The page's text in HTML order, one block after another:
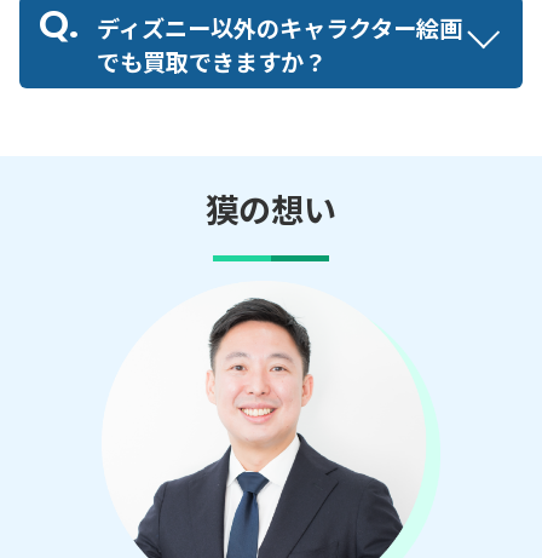
ディズニー以外のキャラクター絵画
でも買取できますか？
獏の想い